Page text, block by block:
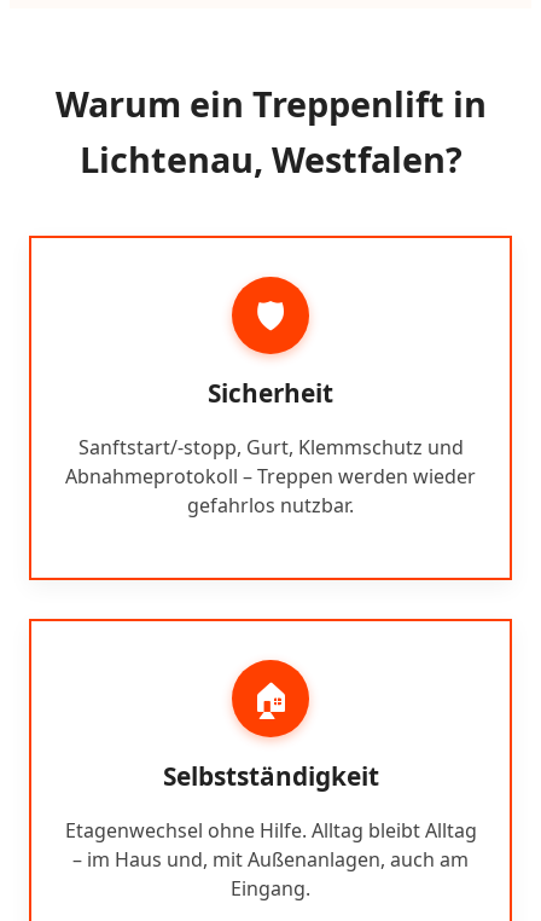
Warum ein Treppenlift in
Lichtenau, Westfalen?
🛡️
Sicherheit
Sanftstart/-stopp, Gurt, Klemmschutz und
Abnahmeprotokoll – Treppen werden wieder
gefahrlos nutzbar.
🏠
Selbstständigkeit
Etagenwechsel ohne Hilfe. Alltag bleibt Alltag
– im Haus und, mit Außenanlagen, auch am
Eingang.